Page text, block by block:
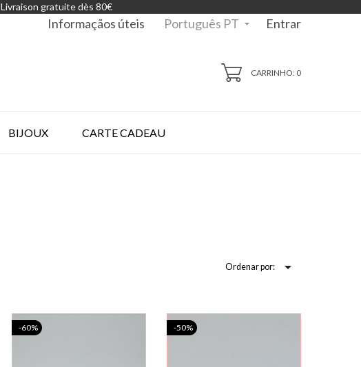
Livraison gratuite dès 80€
Informaçãos úteis Português PT  Entrar
CARRINHO: 0
BIJOUX CARTE CADEAU
Ordenar por: 
-60% -50%